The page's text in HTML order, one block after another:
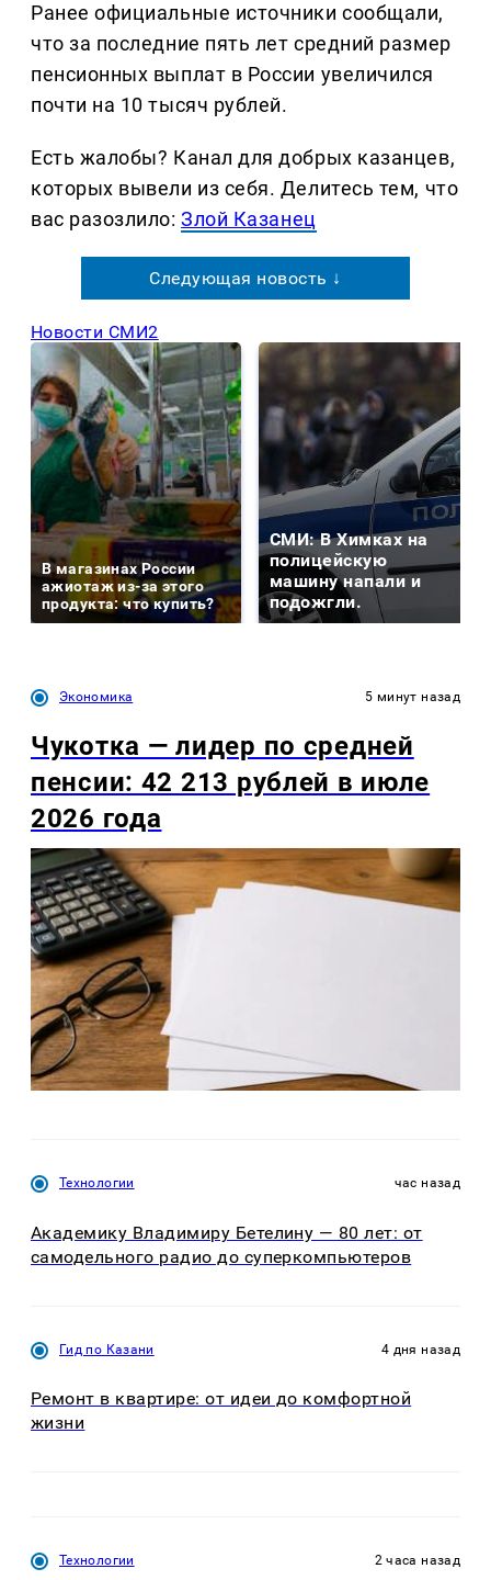
Ранее официальные источники сообщали,
что за последние пять лет средний размер
пенсионных выплат в России увеличился
почти на 10 тысяч рублей.
Есть жалобы? Канал для добрых казанцев,
которых вывели из себя. Делитеcь тем, что
вас разозлило:Злой Казанец
Следующая новость ↓
Новости СМИ2
В магазинах России
ажиотаж из-за этого
продукта: что купить?
СМИ: В Химках на
полицейскую
машину напали и
подожгли.
Экономика 5 минут назад
Чукотка — лидер по средней
пенсии: 42 213 рублей в июле
2026 года
Технологии час назад
Академику Владимиру Бетелину — 80 лет: от
самодельного радио до суперкомпьютеров
Гид по Казани 4 дня назад
Ремонт в квартире: от идеи до комфортной
жизни
Технологии 2 часа назад